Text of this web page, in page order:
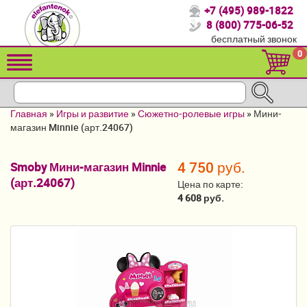
Спасибо, что выбрали нас!
Распродажа!
Детские коляски
Кроватки для новорожденных
Конверты, муфты
Мебель и аксессуары
Постельные принадлежности
+7 (495) 989-1822
8 (800) 775-06-52
бесплатный звонок
0
Главная » Игры и развитие »Сюжетно-ролевые игры » Мини-
магазин Minnie (арт.24067)
Smoby Мини-магазин Minnie
(арт.24067)
4 750 руб.
Цена по карте:
4 608 руб.